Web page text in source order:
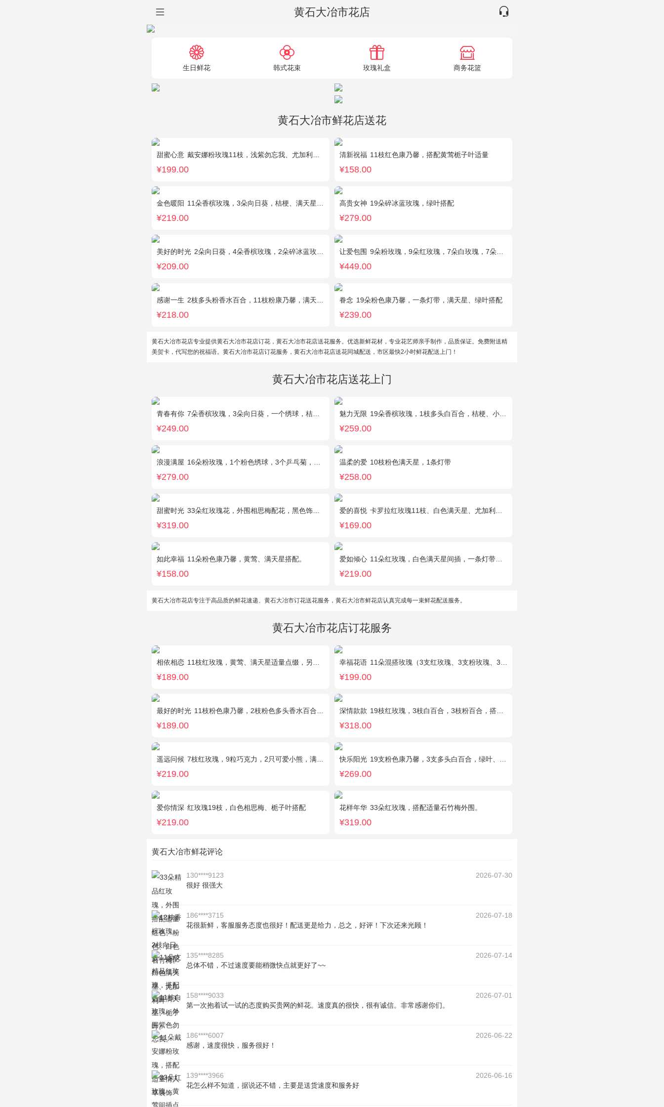
黄石大冶市花店
生日鲜花 韩式花束 玫瑰礼盒 商务花篮
黄石大冶市鲜花店送花
甜蜜心意 戴安娜粉玫瑰11枝，浅紫勿忘我、尤加利搭配
¥199.00
清新祝福 11枝红色康乃馨，搭配黄莺栀子叶适量
¥158.00
金色暖阳 11朵香槟玫瑰，3朵向日葵，桔梗、满天星混搭
¥219.00
高贵女神 19朵碎冰蓝玫瑰，绿叶搭配
¥279.00
美好的时光 2朵向日葵，4朵香槟玫瑰，2朵碎冰蓝玫瑰，桔梗、配花、配草搭配
¥209.00
让爱包围 9朵粉玫瑰，9朵红玫瑰，7朵白玫瑰，7朵蓝玫瑰，7朵香槟玫瑰，满天星和绿草丰满外围，随机赠送两只公仔
¥449.00
感谢一生 2枝多头粉香水百合，11枝粉康乃馨，满天星+绿叶适量。
¥218.00
眷念 19朵粉色康乃馨，一条灯带，满天星、绿叶搭配
¥239.00
黄石大冶市花店专业提供黄石大冶市花店订花，黄石大冶市花店送花服务。优选新鲜花材，专业花艺师亲手制作，品质保证。免费附送精
美贺卡，代写您的祝福语。黄石大冶市花店订花服务，黄石大冶市花店送花同城配送，市区最快2小时鲜花配送上门！
黄石大冶市花店送花上门
青春有你 7朵香槟玫瑰，3朵向日葵，一个绣球，桔梗、配花、配草搭配
¥249.00
魅力无限 19朵香槟玫瑰，1枝多头白百合，桔梗、小花、绿叶搭配
¥259.00
浪漫满屋 16朵粉玫瑰，1个粉色绣球，3个乒乓菊，桔梗、绿叶搭配
¥279.00
温柔的爱 10枝粉色满天星，1条灯带
¥258.00
甜蜜时光 33朵红玫瑰花，外围相思梅配花，黑色饰条环绕
¥319.00
爱的喜悦 卡罗拉红玫瑰11枝、白色满天星、尤加利搭配
¥169.00
如此幸福 11朵粉色康乃馨，黄莺、满天星搭配。
¥158.00
爱如倾心 11朵红玫瑰，白色满天星间插，一条灯带，一对小熊、黄莺或尤加利叶搭配
¥219.00
黄石大冶市花店专注于高品质的鲜花速递、黄石大冶市订花送花服务，黄石大冶市鲜花店认真完成每一束鲜花配送服务。
黄石大冶市花店订花服务
相依相恋 11枝红玫瑰，黄莺、满天星适量点缀，另加2只可爱小熊公仔。(小熊以实物为准)
¥189.00
幸福花语 11朵混搭玫瑰（3支红玫瑰、3支粉玫瑰、3支白玫瑰、2支香槟玫瑰），搭配适量黄莺、栀子叶，随机赠送1只可爱小熊。
¥199.00
最好的时光 11枝粉色康乃馨，2枝粉色多头香水百合，栀子叶适量
¥189.00
深情款款 19枝红玫瑰，3枝白百合，3枝粉百合，搭配满天星，绿叶等配材
¥318.00
遥远问候 7枝红玫瑰，9粒巧克力，2只可爱小熊，满天星、绿叶周围点缀；巧克力选择高端品牌（德芙、金莎、费列罗等），具体以当地市场为准，小熊以实物为准。
¥219.00
快乐阳光 19支粉色康乃馨，3支多头白百合，绿叶、黄莺点缀。
¥269.00
爱你情深 红玫瑰19枝，白色相思梅、栀子叶搭配
¥219.00
花样年华 33朵红玫瑰，搭配适量石竹梅外围。
¥319.00
黄石大冶市鲜花评论
130****9123
2026-07-30
很好 很强大
186****3715
2026-07-18
花很新鲜，客服服务态度也很好！配送更是给力，总之，好评！下次还来光顾！
135****8285
2026-07-14
总体不错，不过速度要能稍微快点就更好了~~
158****9033
2026-07-01
第一次抱着试一试的态度购买贵网的鲜花。速度真的很快，很有诚信。非常感谢你们。
186****6007
2026-06-22
感谢，速度很快，服务很好！
139****3966
2026-06-16
花怎么样不知道，据说还不错，主要是送货速度和服务好